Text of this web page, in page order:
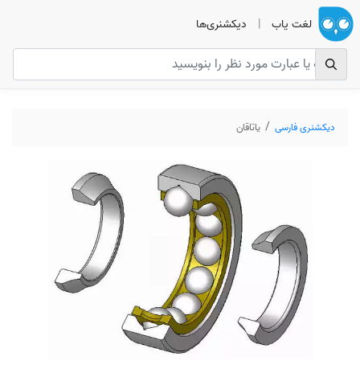
لغت یاب | دیکشنری‌ها
دیکشنری فارسی یاتاقان